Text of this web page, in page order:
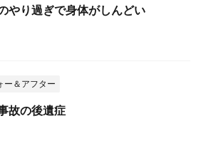
やり過ぎで身体がしんどい
ー＆アフター
故の後遺症